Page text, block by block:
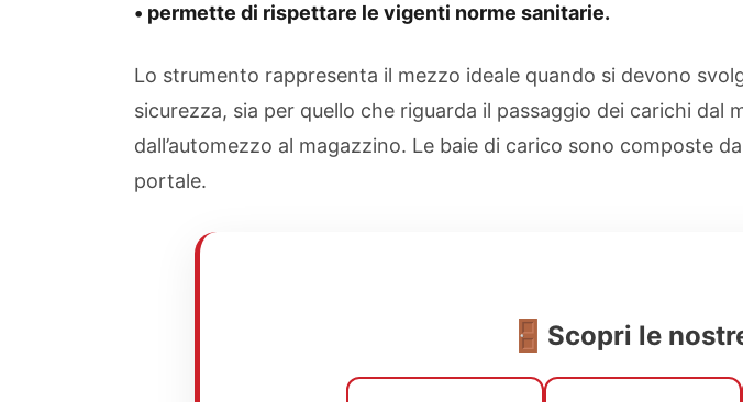
• permette di rispettare le vigenti norme sanitarie.
Lo strumento rappresenta il mezzo ideale quando si devono
sicurezza, sia per quello che riguarda il passaggio dei carichi dal
dall’automezzo al magazzino. Le baie di carico sono composte
portale.
🚪 Scopri le